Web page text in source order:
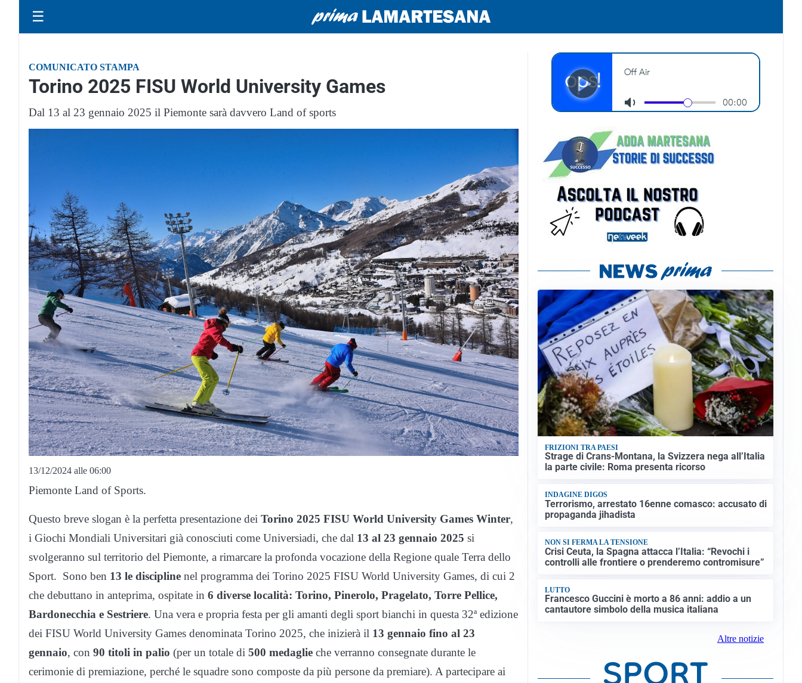
☰
COMUNICATO STAMPA
Torino 2025 FISU World University Games
Dal 13 al 23 gennaio 2025 il Piemonte sarà davvero Land of sports
13/12/2024 alle 06:00
Piemonte Land of Sports.
Questo breve slogan è la perfetta presentazione dei Torino 2025 FISU World University Games Winter,
i Giochi Mondiali Universitari già conosciuti come Universiadi, che dal 13 al 23 gennaio 2025 si
svolgeranno sul territorio del Piemonte, a rimarcare la profonda vocazione della Regione quale Terra dello
Sport. Sono ben 13 le discipline nel programma dei Torino 2025 FISU World University Games, di cui 2
che debuttano in anteprima, ospitate in 6 diverse località: Torino, Pinerolo, Pragelato, Torre Pellice,
Bardonecchia e Sestriere. Una vera e propria festa per gli amanti degli sport bianchi in questa 32ª edizione
dei FISU World University Games denominata Torino 2025, che inizierà il 13 gennaio fino al 23
gennaio, con 90 titoli in palio (per un totale di 500 medaglie che verranno consegnate durante le
cerimonie di premiazione, perché le squadre sono composte da più persone da premiare). A partecipare ai
FRIZIONI TRA PAESI
Strage di Crans-Montana, la Svizzera nega all’Italia
la parte civile: Roma presenta ricorso
INDAGINE DIGOS
Terrorismo, arrestato 16enne comasco: accusato di
propaganda jihadista
NON SI FERMA LA TENSIONE
Crisi Ceuta, la Spagna attacca l’Italia: “Revochi i
controlli alle frontiere o prenderemo contromisure”
LUTTO
Francesco Guccini è morto a 86 anni: addio a un
cantautore simbolo della musica italiana
Altre notizie